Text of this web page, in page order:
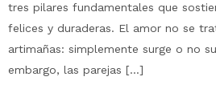
tres pilares fundamentales que
felices y duraderas. El amor no se
artimañas: simplemente surge o no
embargo, las parejas […]